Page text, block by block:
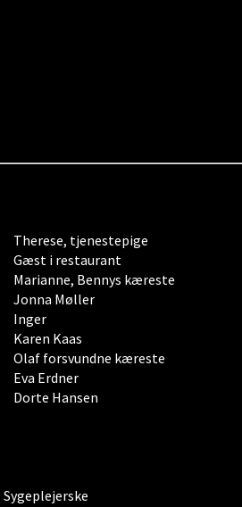
Therese, tjenestepige
Gæst i restaurant
Marianne, Bennys kæreste
Jonna Møller
Inger
Karen Kaas
Olaf forsvundne kæreste
Eva Erdner
Dorte Hansen
Sygeplejerske